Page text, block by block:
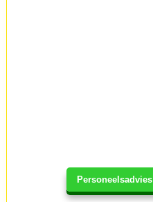
Personeelsadvies